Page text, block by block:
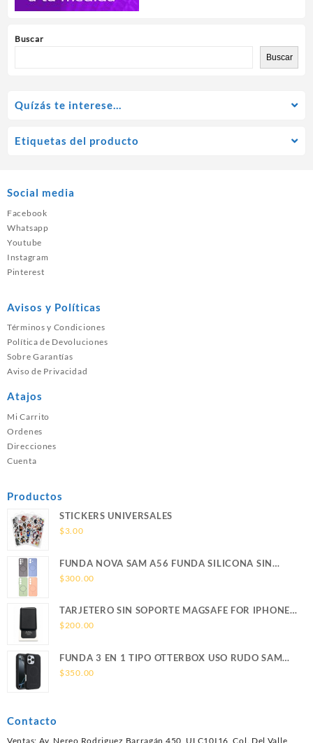
Buscar
Buscar
Quízás te interese…
Etiquetas del producto
Social media
Facebook
Whatsapp
Youtube
Instagram
Pinterest
Avisos y Políticas
Términos y Condiciones
Política de Devoluciones
Sobre Garantías
Aviso de Privacidad
Atajos
Mi Carrito
Ordenes
Direcciones
Cuenta
Productos
STICKERS UNIVERSALES
$3.00
FUNDA NOVA SAM A56 FUNDA SILICONA SIN
SOPORTE MAGNETICO SAMSUNG
$300.00
TARJETERO SIN SOPORTE MAGSAFE FOR IPHONE
LEATHER WALLET MAGSAFE
$200.00
FUNDA 3 EN 1 TIPO OTTERBOX USO RUDO SAM
S26 ULTRA SAMSUNG S26 ULTRA
$350.00
Contacto
Ventas: Av. Nereo Rodriguez Barragán 450, ULC10I16, Col. Del Valle,